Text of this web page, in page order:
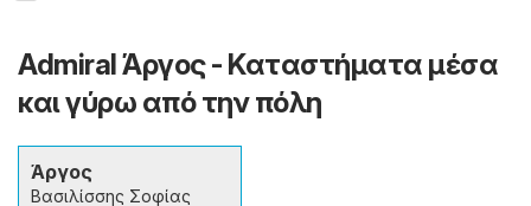
Admiral Άργος - Καταστήματα μέσα
και γύρω από την πόλη
Άργος
Βασιλίσσης Σοφίας